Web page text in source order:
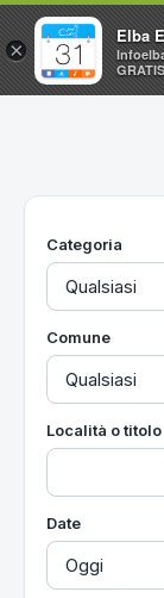
Home
Utilità
Categoria
Comune
Località o titolo
Date
×
Elba